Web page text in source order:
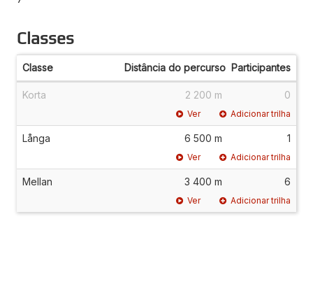
Classes
Classe Distância do percurso Participantes
Korta 2 200 m 0
Ver Adicionar trilha
Långa 6 500 m 1
Ver Adicionar trilha
Mellan 3 400 m 6
Ver Adicionar trilha